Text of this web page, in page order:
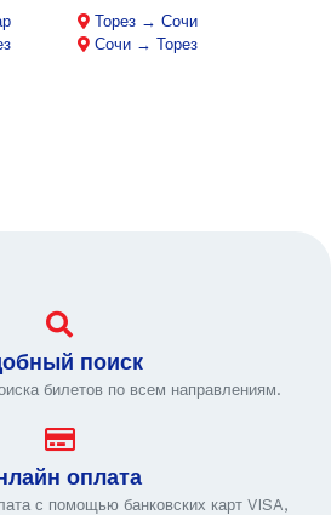
Торез → Сочи
Сочи → Торез
поиск
билетов по всем направлениям.
оплата
с помощью банковских карт VISA,